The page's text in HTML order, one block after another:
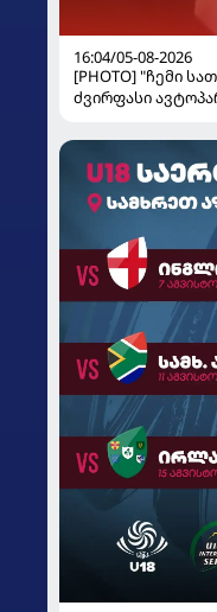
16:04/05-08-2026
[PHOTO] "ჩემი
ძვირფასი